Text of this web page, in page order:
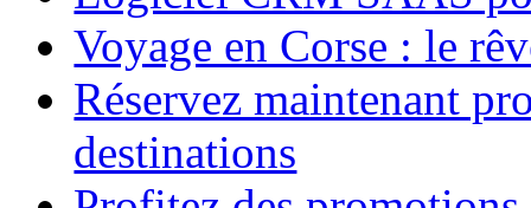
Voyage en Corse : le
Réservez maintenant
destinations